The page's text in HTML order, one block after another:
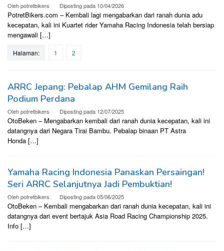
Olehpotretbikers Diposting pada 10/04/2026
PotretBikers.com – Kembali lagi mengabarkan dari ranah dunia adu
kecepatan, kali ini Kuartet rider Yamaha Racing Indonesia telah bersiap
mengawali […]
Halaman: 1 2
ARRC Jepang: Pebalap AHM Gemilang Raih
Podium Perdana
Olehpotretbikers Diposting pada 12/07/2025
OtoBeken – Mengabarkan kembali dari ranah dunia kecepatan, kali ini
datangnya dari Negara Tirai Bambu. Pebalap binaan PT Astra
Honda […]
Yamaha Racing Indonesia Panaskan Persaingan!
Seri ARRC Selanjutnya Jadi Pembuktian!
Olehpotretbikers Diposting pada05/06/2025
OtoBeken – Kembali mengabarkan dari ranah dunia kecepatan, kali ini
datangnya dari event bertajuk Asia Road Racing Championship 2025.
Info […]